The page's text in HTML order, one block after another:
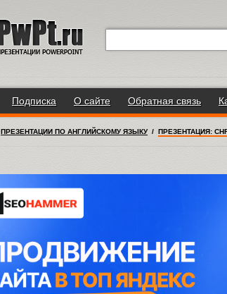
Подписка О сайте Обратная связь
ПРЕЗЕНТАЦИИ ПО АНГЛИЙСКОМУ ЯЗЫКУ / ПРЕЗЕНТАЦИЯ: